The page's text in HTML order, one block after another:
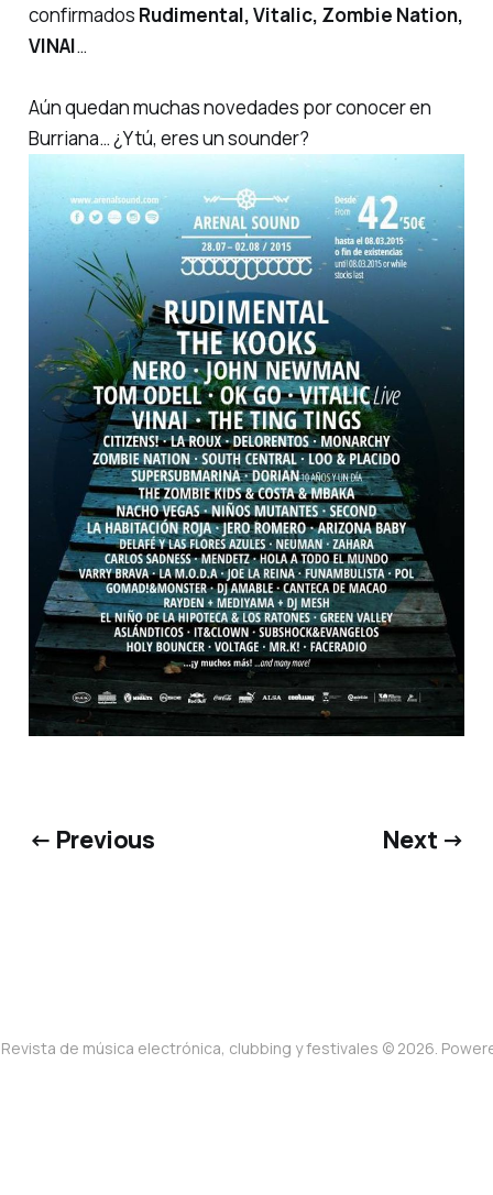
confirmados Rudimental, Vitalic, Zombie Nation,
VINAI…
Aún quedan muchas novedades por conocer en
Burriana… ¿Y tú, eres unsounder?
← Previous Next →
de música electrónica, clubbing y festivales © 2026.